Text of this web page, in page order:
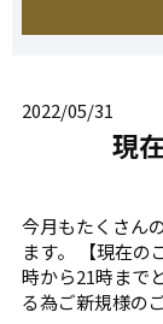
2022/05/31
現
今月もたくさん
ます。 【現在の
時から21時まで
る為ご新規様の